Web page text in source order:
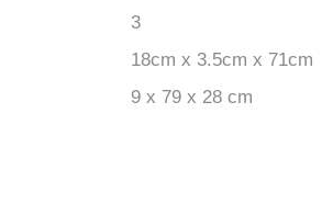
3
18cm x 3.5cm x 71cm
9 x 79 x 28 cm